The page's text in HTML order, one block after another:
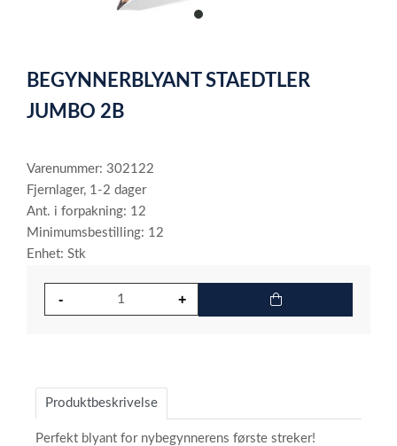
item
of
1
BEGYNNERBLYANT STAEDTLER
JUMBO 2B
Varenummer: 302122
Fjernlager, 1-2 dager
Ant. i forpakning: 12
Minimumsbestilling: 12
Enhet: Stk
Produktbeskrivelse
Perfekt blyant for nybegynnerens første streker!